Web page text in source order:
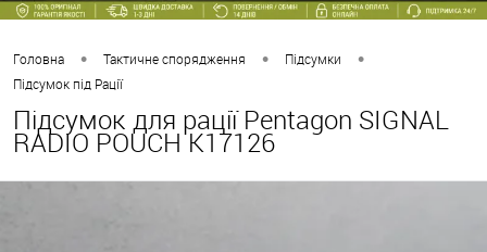
Головна • Тактичне спорядження • Підсумки •
Підсумок під Рації
Підсумок для рації Pentagon SIGNAL
RADIO POUCH K17126